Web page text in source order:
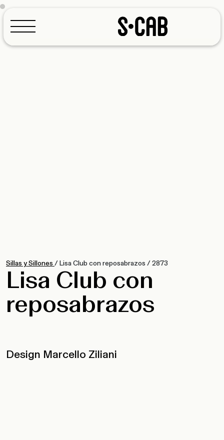
Sillas y Sillones /Lisa Club con reposabrazos /2873
Lisa Club con
reposabrazos
Design Marcello Ziliani